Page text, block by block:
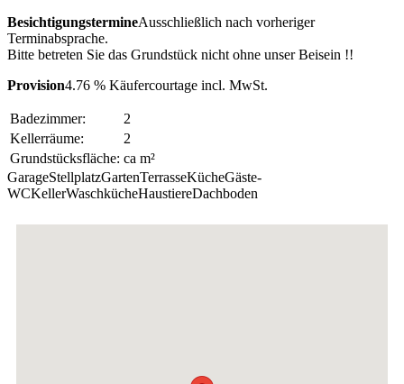
BesichtigungstermineAusschließlich nach vorheriger
Terminabsprache.
Bitte betreten Sie das Grundstück nicht ohne unser Beisein !!
Provision4.76 % Käufercourtage incl. MwSt.
Badezimmer:
2
Kellerräume:
2
Grundstücksfläche: ca m²
GarageStellplatzGartenTerrasseKücheGäste-
WCKellerWaschkücheHaustiereDachboden